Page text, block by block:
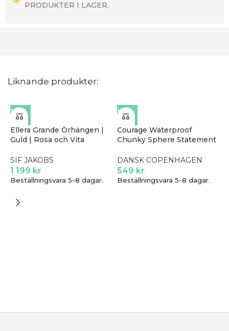
PRODUKTER I LAGER.
Liknande produkter:
Ellera Grande Örhängen |
Guld | Rosa och Vita
SIF JAKOBS
1 199 kr
Beställningsvara 5-8 dagar.
Courage Waterproof
Chunky Sphere Statement
DANSK COPENHAGEN
549 kr
Beställningsvara 5-8 dagar.